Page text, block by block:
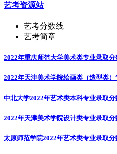
艺考资源站
艺考分数线
艺考简章
2022年重庆师范大学美术类专业录取分
2022年天津美术学院绘画类（造型类
中北大学2022年艺术类本科专业录取分
2022年天津美术学院设计类专业录取分
太原师范学院2022年艺术类专业录取分